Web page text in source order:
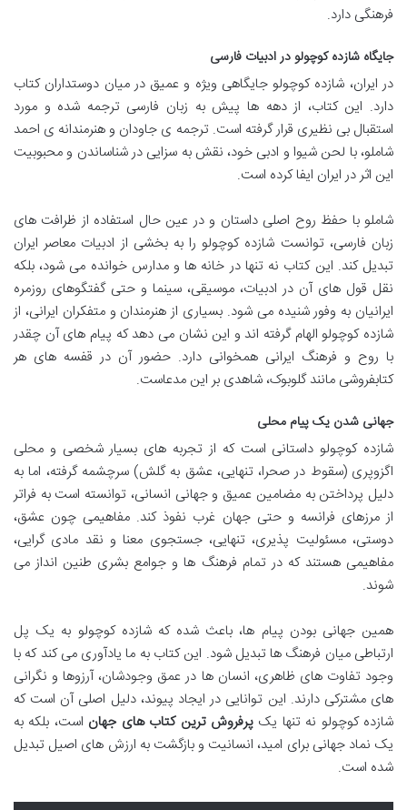
فرهنگی دارد.
جایگاه شازده کوچولو در ادبیات فارسی
در ایران، شازده کوچولو جایگاهی ویژه و عمیق در میان دوستداران کتاب
دارد. این کتاب، از دهه ها پیش به زبان فارسی ترجمه شده و مورد
استقبال بی نظیری قرار گرفته است. ترجمه ی جاودان و هنرمندانه ی احمد
شاملو، با لحن شیوا و ادبی خود، نقش به سزایی در شناساندن و محبوبیت
این اثر در ایران ایفا کرده است.
شاملو با حفظ روح اصلی داستان و در عین حال استفاده از ظرافت های
زبان فارسی، توانست شازده کوچولو را به بخشی از ادبیات معاصر ایران
تبدیل کند. این کتاب نه تنها در خانه ها و مدارس خوانده می شود، بلکه
نقل قول های آن در ادبیات، موسیقی، سینما و حتی گفتگوهای روزمره
ایرانیان به وفور شنیده می شود. بسیاری از هنرمندان و متفکران ایرانی، از
شازده کوچولو الهام گرفته اند و این نشان می دهد که پیام های آن چقدر
با روح و فرهنگ ایرانی همخوانی دارد. حضور آن در قفسه های هر
کتابفروشی مانند گلوبوک، شاهدی بر این مدعاست.
جهانی شدن یک پیام محلی
شازده کوچولو داستانی است که از تجربه های بسیار شخصی و محلی
اگزوپری (سقوط در صحرا، تنهایی، عشق به گلش) سرچشمه گرفته، اما به
دلیل پرداختن به مضامین عمیق و جهانی انسانی، توانسته است به فراتر
از مرزهای فرانسه و حتی جهان غرب نفوذ کند. مفاهیمی چون عشق،
دوستی، مسئولیت پذیری، تنهایی، جستجوی معنا و نقد مادی گرایی،
مفاهیمی هستند که در تمام فرهنگ ها و جوامع بشری طنین انداز می
شوند.
همین جهانی بودن پیام ها، باعث شده که شازده کوچولو به یک پل
ارتباطی میان فرهنگ ها تبدیل شود. این کتاب به ما یادآوری می کند که با
وجود تفاوت های ظاهری، انسان ها در عمق وجودشان، آرزوها و نگرانی
های مشترکی دارند. این توانایی در ایجاد پیوند، دلیل اصلی آن است که
شازده کوچولو نه تنها یکپرفروش ترین کتاب های جهان است، بلکه به
یک نماد جهانی برای امید، انسانیت و بازگشت به ارزش های اصیل تبدیل
شده است.